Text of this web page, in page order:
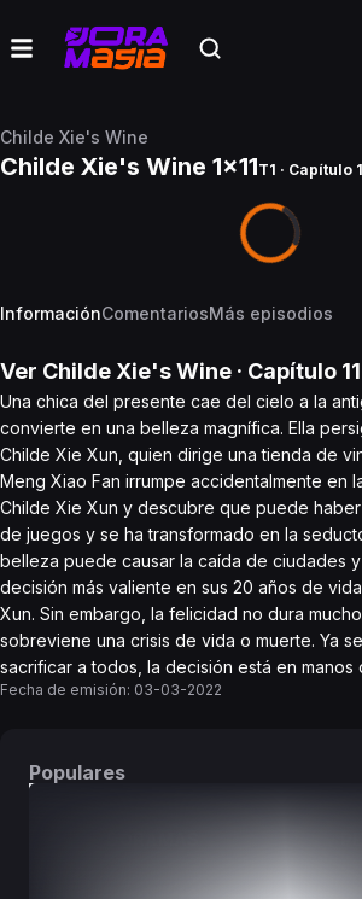
Childe Xie's Wine
Childe Xie's Wine 1x11T1 · Capítulo
InformaciónComentariosMás episodios
Ver Childe Xie's Wine · Capítulo 11
Una chica del presente cae del cielo a la
convierte en una belleza magnífica. Ella
Childe Xie Xun, quien dirige una tienda de
Meng Xiao Fan irrumpe accidentalmente en
Childe Xie Xun y descubre que puede
de juegos y se ha transformado en la
belleza puede causar la caída de ciudades y
decisión más valiente en sus 20 años de
Xun. Sin embargo, la felicidad no dura
sobreviene una crisis de vida o muerte. Ya
sacrificar a todos, la decisión está en manos
Fecha de emisión: 03-03-2022
Populares